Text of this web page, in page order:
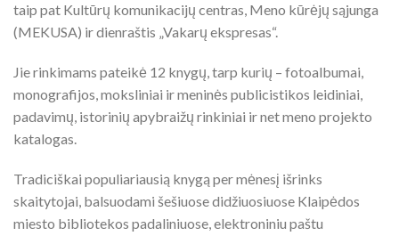
taip pat Kultūrų komunikacijų centras, Meno kūrėjų sąjunga
(MEKUSA) ir dienraštis „Vakarų ekspresas“.
Jie rinkimams pateikė 12 knygų, tarp kurių – fotoalbumai,
monografijos, moksliniai ir meninės publicistikos leidiniai,
padavimų, istorinių apybraižų rinkiniai ir net meno projekto
katalogas.
Tradiciškai populiariausią knygą per mėnesį išrinks
skaitytojai, balsuodami šešiuose didžiuosiuose Klaipėdos
miesto bibliotekos padaliniuose, elektroniniu paštu